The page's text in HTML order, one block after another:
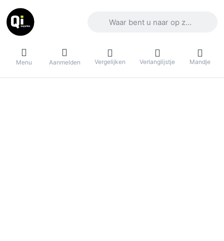
Menu Aanmelden Vergelijken Verlanglijstje Mandje